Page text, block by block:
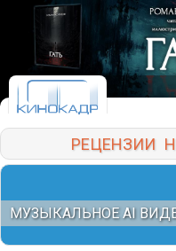
РЕЦЕНЗИИ
МУЗЫКАЛЬНОЕ AI